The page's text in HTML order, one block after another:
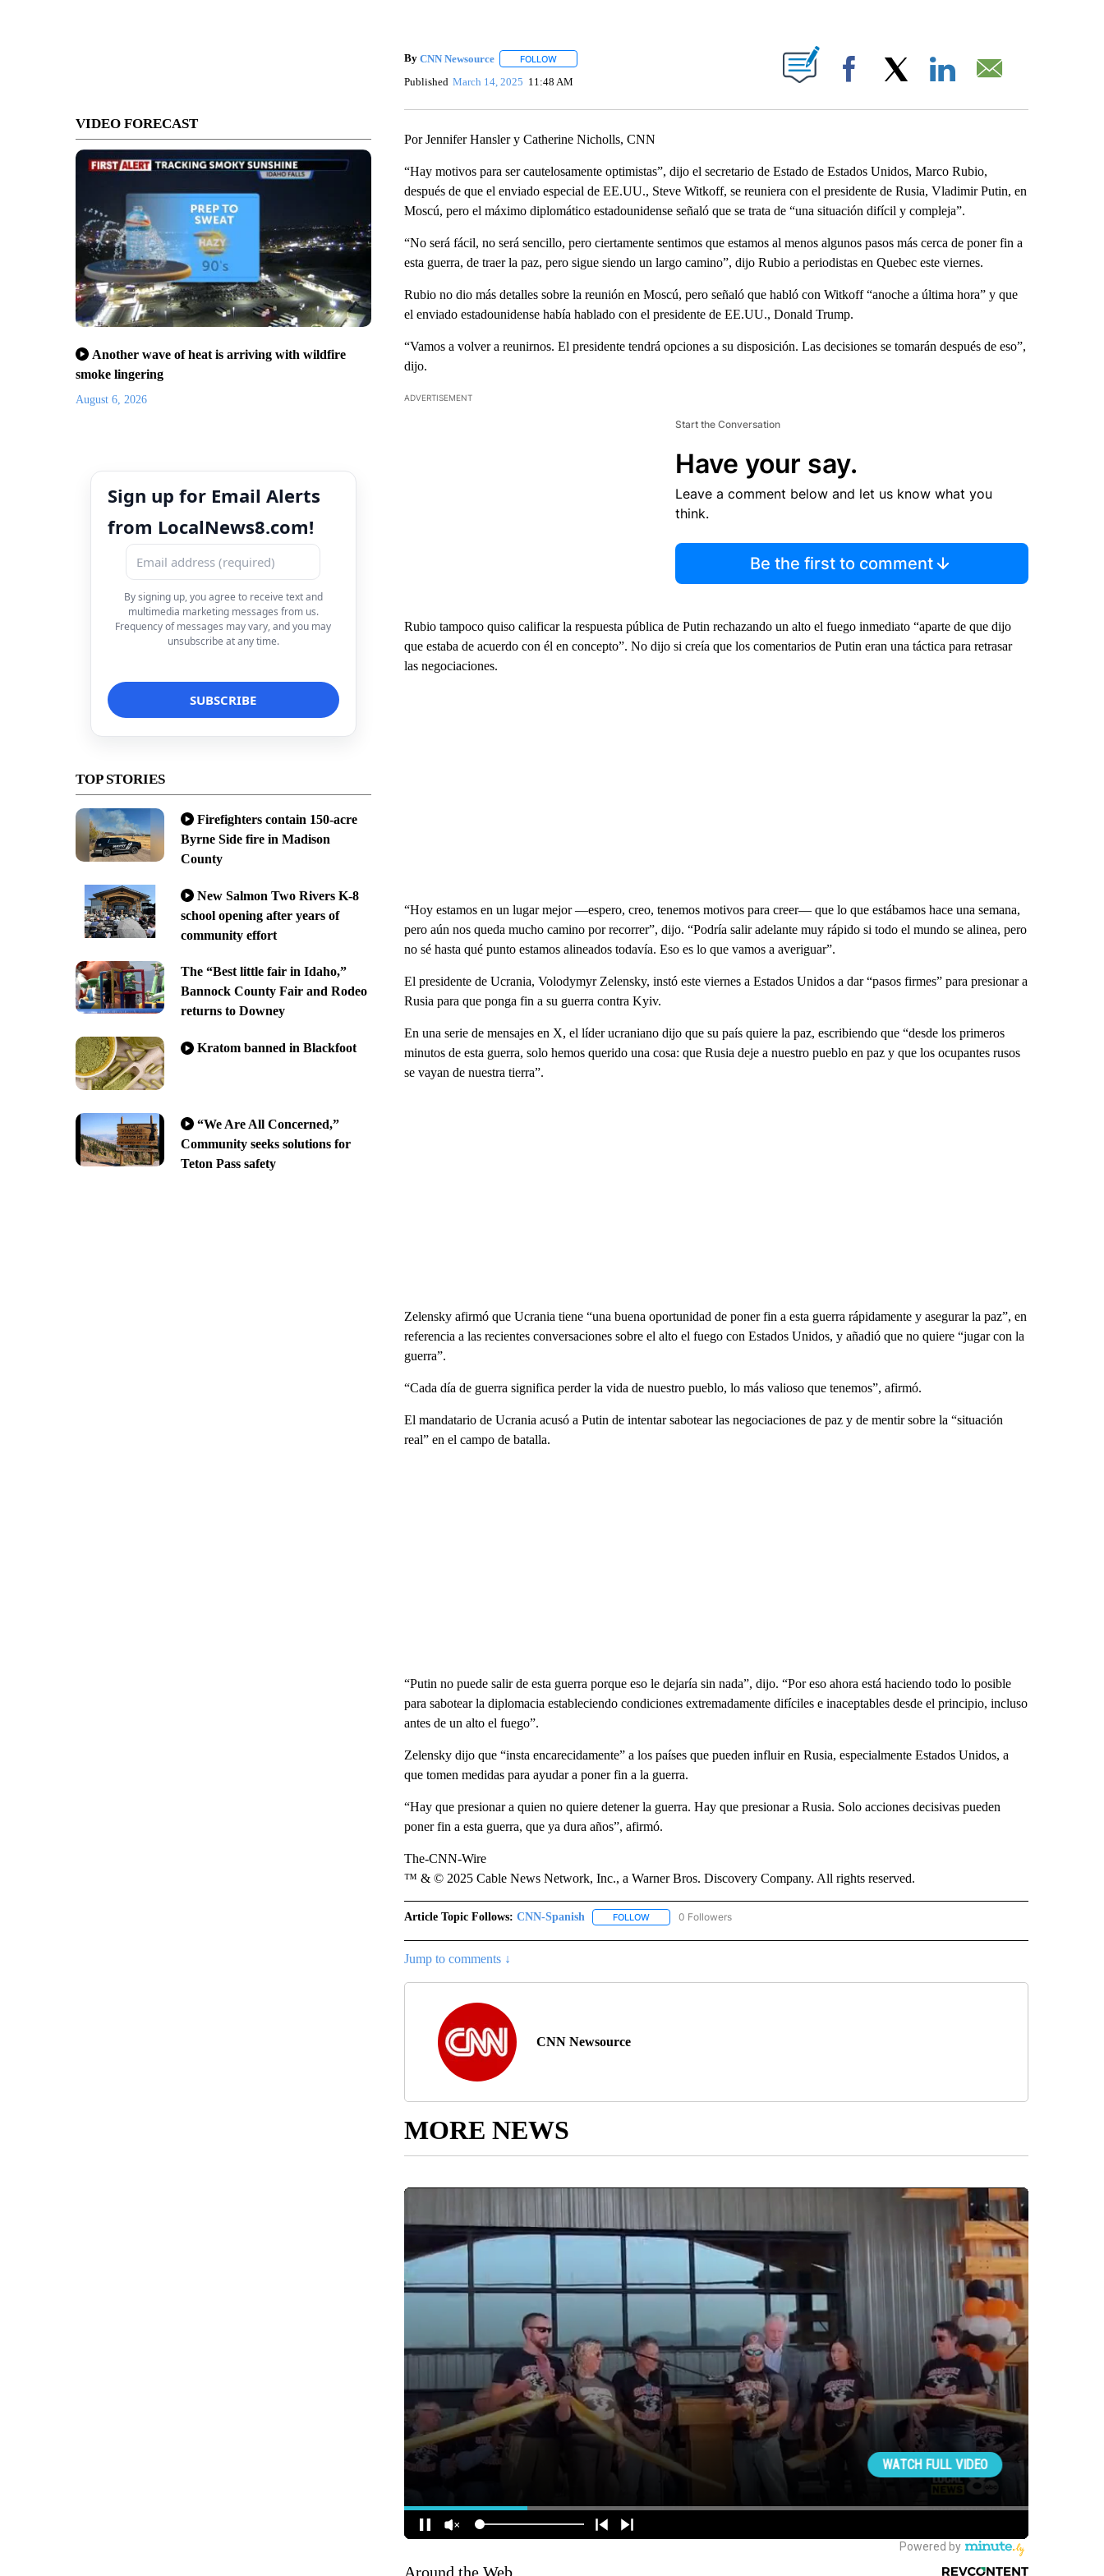
VIDEO FORECAST
Another wave of heat is arriving with wildfire
smoke lingering
August 6, 2026
Sign up for Email Alerts
from LocalNews8.com!
By signing up, you agree to receive text and
multimedia marketing messages from us.
Frequency of messages may vary, and you may
unsubscribe at any time.
TOP STORIES
Firefighters contain 150-acre
Byrne Side fire in Madison
County
New Salmon Two Rivers K-8
school opening after years of
community effort
The “Best little fair in Idaho,”
Bannock County Fair and Rodeo
returns to Downey
Kratom banned in Blackfoot
“We Are All Concerned,”
Community seeks solutions for
Teton Pass safety
By CNN Newsource FOLLOWFOLLOW "" TO RECEIVE NOTIFICATIONS ABOUT NEW PAGES ON "".
Published March 14, 2025 11:48 AM Facebook
Por Jennifer Hansler y Catherine Nicholls, CNN
“Hay motivos para ser cautelosamente optimistas”, dijo el secretario de Estado de Estados Unidos, Marco Rubio,
después de que el enviado especial de EE.UU., Steve Witkoff, se reuniera con el presidente de Rusia, Vladimir Putin, en
Moscú, pero el máximo diplomático estadounidense señaló que se trata de “una situación difícil y compleja”.
“No será fácil, no será sencillo, pero ciertamente sentimos que estamos al menos algunos pasos más cerca de poner fin a
esta guerra, de traer la paz, pero sigue siendo un largo camino”, dijo Rubio a periodistas en Quebec este viernes.
Rubio no dio más detalles sobre la reunión en Moscú, pero señaló que habló con Witkoff “anoche a última hora” y que
el enviado estadounidense había hablado con el presidente de EE.UU., Donald Trump.
“Vamos a volver a reunirnos. El presidente tendrá opciones a su disposición. Las decisiones se tomarán después de eso”,
dijo.
ADVERTISEMENT
Start the Conversation
Have your say.
Leave a comment below and let us know what you
think.
Be the first to comment
Rubio tampoco quiso calificar la respuesta pública de Putin rechazando un alto el fuego inmediato “aparte de que dijo
que estaba de acuerdo con él en concepto”. No dijo si creía que los comentarios de Putin eran una táctica para retrasar
las negociaciones.
“Hoy estamos en un lugar mejor —espero, creo, tenemos motivos para creer— que lo que estábamos hace una semana,
pero aún nos queda mucho camino por recorrer”, dijo. “Podría salir adelante muy rápido si todo el mundo se alinea, pero
no sé hasta qué punto estamos alineados todavía. Eso es lo que vamos a averiguar”.
El presidente de Ucrania, Volodymyr Zelensky, instó este viernes a Estados Unidos a dar “pasos firmes” para presionar a
Rusia para que ponga fin a su guerra contra Kyiv.
En una serie de mensajes en X, el líder ucraniano dijo que su país quiere la paz, escribiendo que “desde los primeros
minutos de esta guerra, solo hemos querido una cosa: que Rusia deje a nuestro pueblo en paz y que los ocupantes rusos
se vayan de nuestra tierra”.
Zelensky afirmó que Ucrania tiene “una buena oportunidad de poner fin a esta guerra rápidamente y asegurar la paz”, en
referencia a las recientes conversaciones sobre el alto el fuego con Estados Unidos, y añadió que no quiere “jugar con la
guerra”.
“Cada día de guerra significa perder la vida de nuestro pueblo, lo más valioso que tenemos”, afirmó.
El mandatario de Ucrania acusó a Putin de intentar sabotear las negociaciones de paz y de mentir sobre la “situación
real” en el campo de batalla.
“Putin no puede salir de esta guerra porque eso le dejaría sin nada”, dijo. “Por eso ahora está haciendo todo lo posible
para sabotear la diplomacia estableciendo condiciones extremadamente difíciles e inaceptables desde el principio, incluso
antes de un alto el fuego”.
Zelensky dijo que “insta encarecidamente” a los países que pueden influir en Rusia, especialmente Estados Unidos, a
que tomen medidas para ayudar a poner fin a la guerra.
“Hay que presionar a quien no quiere detener la guerra. Hay que presionar a Rusia. Solo acciones decisivas pueden
poner fin a esta guerra, que ya dura años”, afirmó.
The-CNN-Wire
™ & © 2025 Cable News Network, Inc., a Warner Bros. Discovery Company. All rights reserved.
Article Topic Follows: CNN-Spanish FOLLOWFOLLOW "CNN-SPANISH" TO RECEIVE NOTIFICATIONS ABOUT NEW PAGES ON "CNN-SPANISH".
0 Followers
Jump to comments ↓
CNN Newsource
MORE NEWS
Around the Web